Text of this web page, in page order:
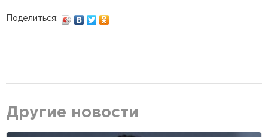
Поделиться:
Другие новости